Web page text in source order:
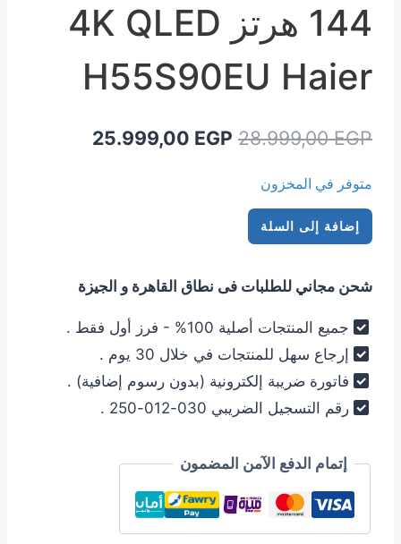
144 هرتز 4K QLED
H55S90EU Haier
28.999,00EGP
السعر25.999,00 EGP
متوفر في المخزون
كمية
تليفزيون
55
بوصة
سمارت
جوجل
الذكي
144
4K
H55S90EU
haier
إضافة إلى السلة
شحن مجاني للطلبات فى نطاق القاهرة و الجيزة
جميع المنتجات أصلية 100% - فرز أول فقط .
إرجاع سهل للمنتجات في خلال 30 يوم .
فاتورة ضريبة إلكترونية (بدون رسوم إضافية) .
رقم التسجيل الضريبي 030-012-250 .
إتمام الدفع الآمن المضمون